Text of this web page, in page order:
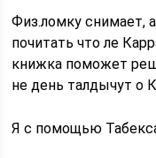
Физ.ломку снимает,
почитать что ле
книжка поможет
не день талдычут о
Я с помощью